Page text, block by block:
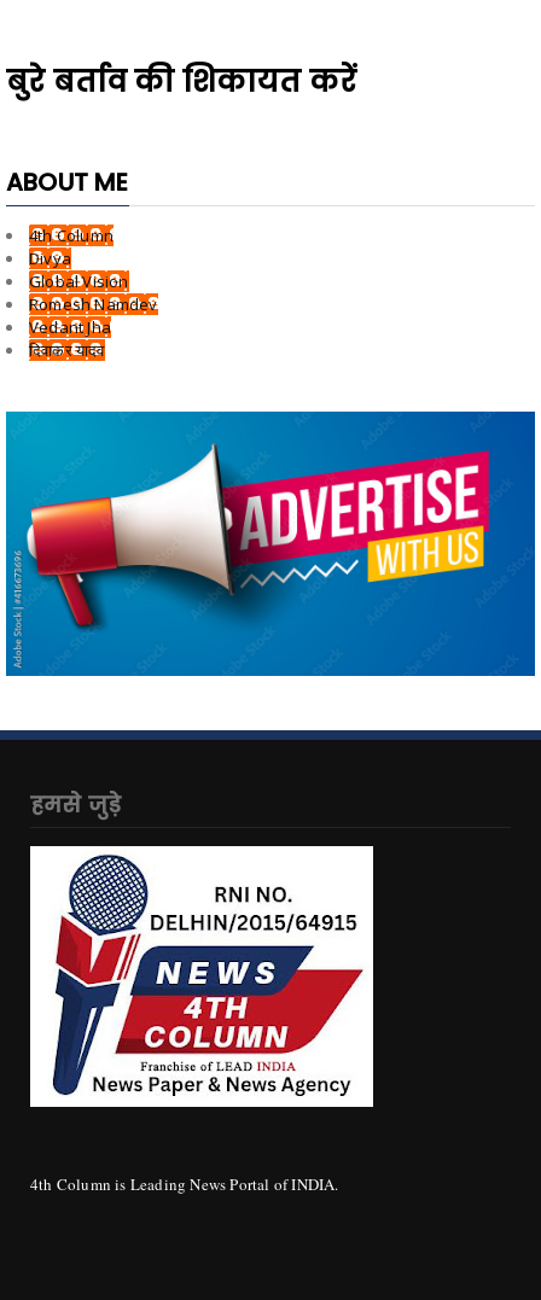
बुरे बर्ताव की शिकायत करें
ABOUT ME
4th Column
Divya
Global Vision
Romesh Namdev
Vedant Jha
दिवाकर यादव
हमसे जुड़े
4th Column is Leading News Portal of INDIA.